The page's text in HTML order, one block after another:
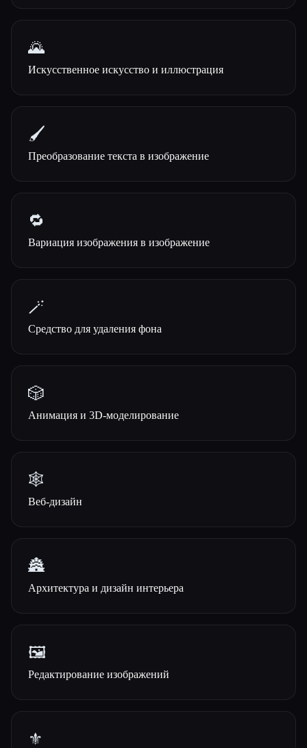
🌄
Искусственное искусство и иллюстрация
🖌️
Преобразование текста в изображение
🔁
Вариация изображения в изображение
🪄
Средство для удаления фона
🎲
Анимация и 3D-моделирование
🕸
Веб-дизайн
🏯
Архитектура и дизайн интерьера
🖼️
Редактирование изображений
⚜️